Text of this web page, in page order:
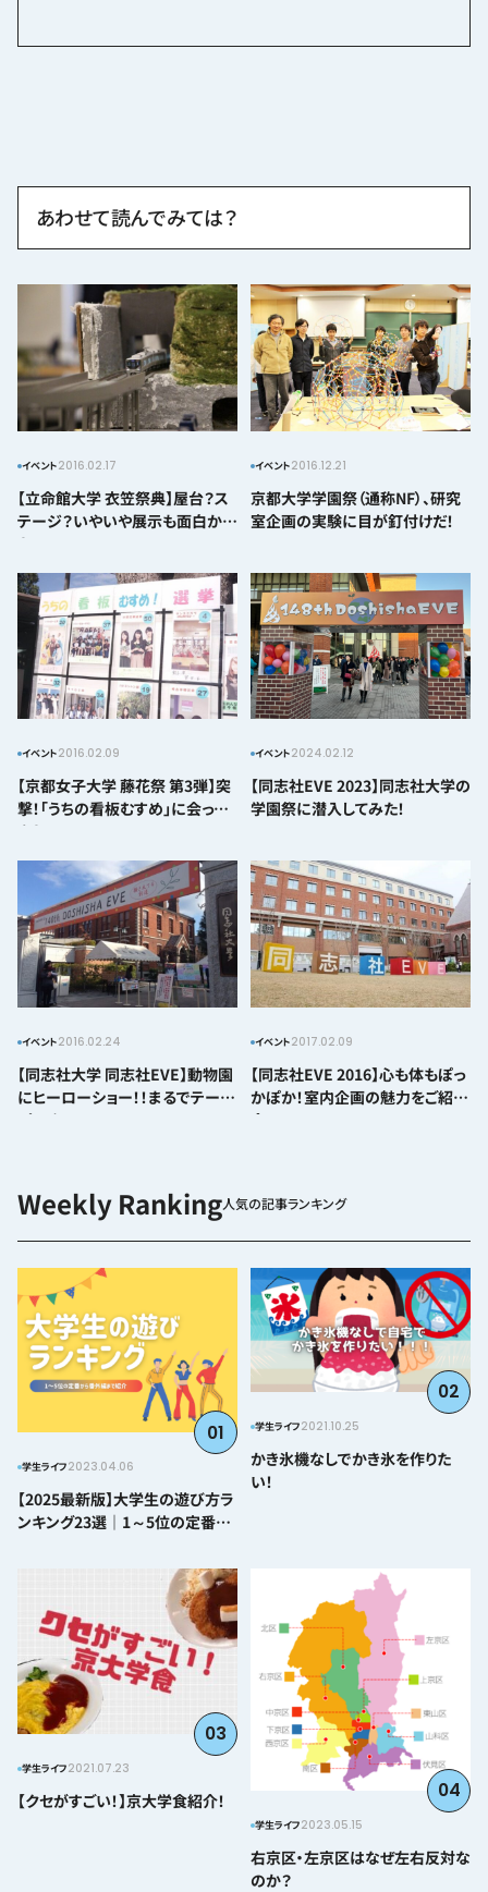
あわせて読んでみては？
イベント2016.02.17
【立命館大学 衣笠祭典】屋台？ス
テージ？いやいや展示も面白かっ
た！
イベント2016.12.21
京都大学学園祭（通称NF）、研究
室企画の実験に目が釘付けだ！
イベント2016.02.09
【京都女子大学 藤花祭 第3弾】突
撃！「うちの看板むすめ」に会って
きた！！
イベント2024.02.12
【同志社EVE 2023】同志社大学の
学園祭に潜入してみた！
イベント2016.02.24
【同志社大学 同志社EVE】動物園
にヒーローショー！！まるでテーマ
パーク！
イベント2017.02.09
【同志社EVE 2016】心も体もぽっ
かぽか！室内企画の魅力をご紹
介！！
人気の記事ランキング
01
学生ライフ2023.04.06
【2025最新版】大学生の遊び方ラ
ンキング23選｜1～5位の定番か
02
学生ライフ2021.10.25
かき氷機なしでかき氷を作りた
い！
03
学生ライフ2021.07.23
【クセがすごい！】京大学食紹介！ 04
学生ライフ2023.05.15
右京区・左京区はなぜ左右反対な
のか？